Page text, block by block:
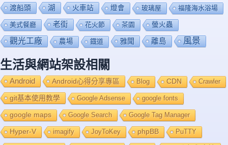
渡船頭 湖 火車站 燈會 玻璃屋 福隆海水浴場
美式餐廳 老街 花火節 茶園 螢火蟲
觀光工廠 農場 鐡道 雅聞 離島 風景
生活與網站架設相關
Android Android心得分享專區 Blog CDN Crawler
git基本使用教學 Google Adsense google fonts
google maps Google Search Google Tag Manager
Hyper-V imagify JoyToKey phpBB PuTTY